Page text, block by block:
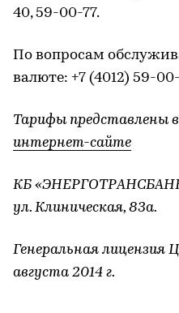
40, 59-00-77.
По вопросам
валюте: +7 (4012) 59-
Тарифы представлены
интернет-сайте
КБ
ул. Клиническая, 83а.
Генеральная лицензия
августа 2014 г.